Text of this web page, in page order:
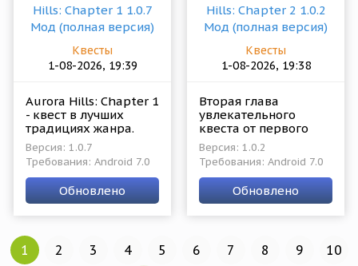
Квесты
1-08-2026, 19:39
Aurora Hills: Chapter 1
- квест в лучших
традициях жанра.
Вид от первого лица,
мгновенное
перемещение между
локациями, поиск
предметов,
Версия: 1.0.7
Требования: Android 7.0
Обновлено
Квесты
1-08-2026, 19:38
Вторая глава
увлекательного
квеста от первого
лица в котором
игроки продолжат
свой увлекательный
путь по следам из
улик и подсказок
Версия: 1.0.2
Требования: Android 7.0
Обновлено
1 2 3 4 5 6 7 8 9
10